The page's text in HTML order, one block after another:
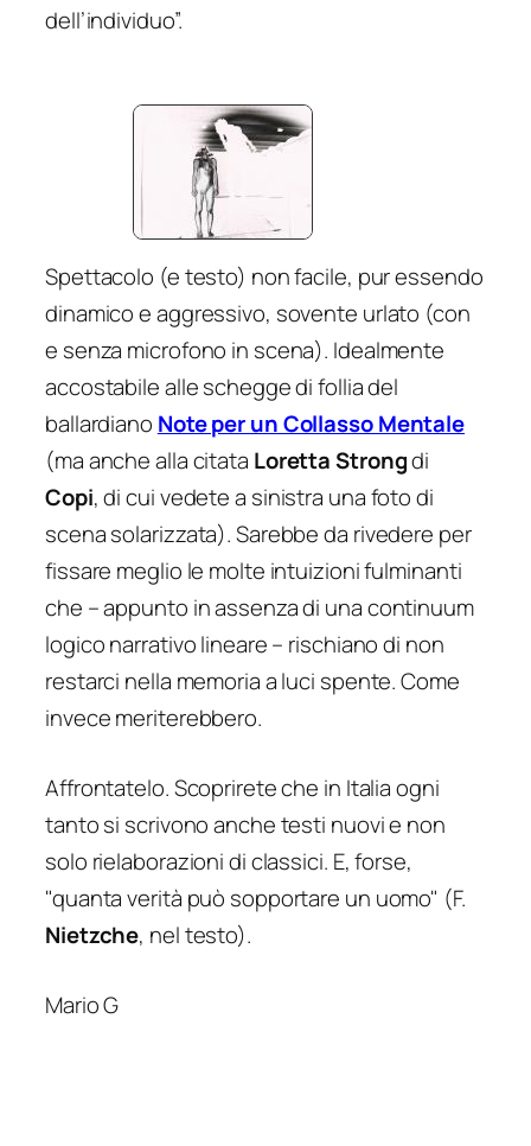
dell’individuo”.
Spettacolo (e testo) non facile, pur essendo
dinamico e aggressivo, sovente urlato (con
e senza microfono in scena). Idealmente
accostabile alle schegge di follia del
ballardiano Note per un Collasso Mentale
(ma anche alla citata Loretta Strongdi
Copi, di cui vedete a sinistra una foto di
scena solarizzata). Sarebbe da rivedere per
fissare meglio le molte intuizioni fulminanti
che – appunto in assenza di una continuum
logico narrativo lineare – rischiano di non
restarci nella memoria a luci spente. Come
invece meriterebbero.
Affrontatelo. Scoprirete che in Italia ogni
tanto si scrivono anche testi nuovi e non
solo rielaborazioni di classici. E, forse,
"quanta verità può sopportare un uomo" (F.
Nietzche, nel testo).
Mario G